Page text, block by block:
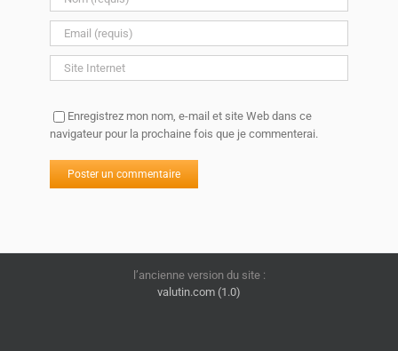
Enregistrez mon nom, e-mail et site Web dans ce
navigateur pour la prochaine fois que je commenterai.
l’ancienne version du site :
valutin.com (1.0)